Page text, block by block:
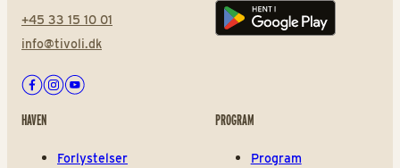
+45 33 15 10 01
info@tivoli.dk
Facebook
Instagram
Youtube
Play store
HAVEN
Forlystelser
PROGRAM
Program